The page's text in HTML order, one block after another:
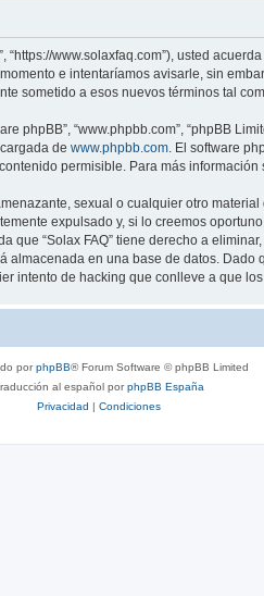
“https://www.solaxfaq.com”), usted
e intentaríamos avisarle, sin
sometido a esos nuevos términos tal
phpBB”, “www.phpbb.com”, “phpBB
de www.phpbb.com. El software
permisible. Para más información
sexual o cualquier otro
expulsado y, si lo creemos
“Solax FAQ” tiene derecho a
en una base de datos.
intento de hacking que conlleve a que
porphpBB® Forum Software © phpBB Limited
al español porphpBB España
Privacidad | Condiciones